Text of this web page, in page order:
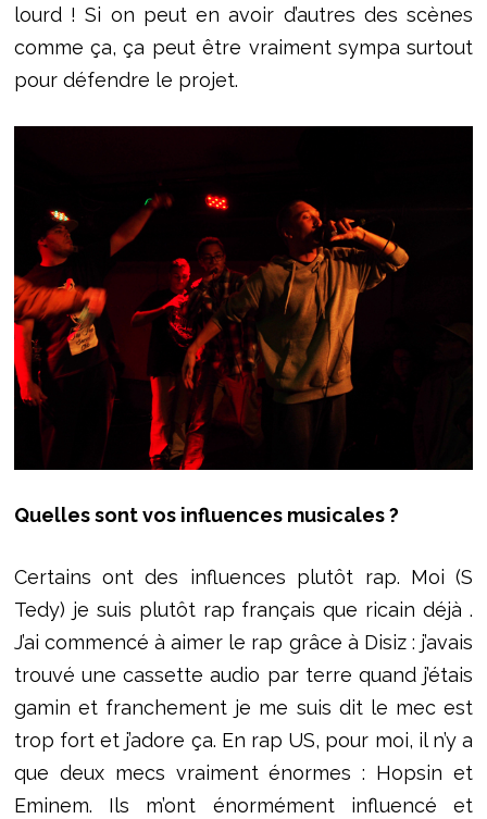
lourd ! Si on peut en avoir d’autres des scènes
comme ça, ça peut être vraiment sympa surtout
pour défendre le projet.
Quelles sont vos influences musicales ?
Certains ont des influences plutôt rap. Moi (S
Tedy) je suis plutôt rap français que ricain déjà .
J’ai commencé à aimer le rap grâce à Disiz : j’avais
trouvé une cassette audio par terre quand j’étais
gamin et franchement je me suis dit le mec est
trop fort et j’adore ça. En rap US, pour moi, il n’y a
que deux mecs vraiment énormes : Hopsin et
Eminem. Ils m’ont énormément influencé et